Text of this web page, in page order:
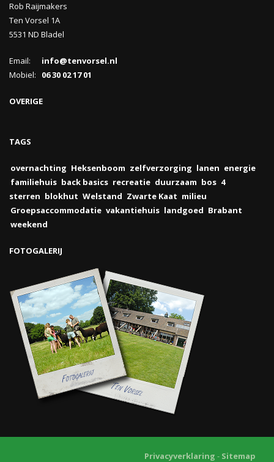
Rob Raijmakers
Ten Vorsel 1A
5531 ND Bladel
Email:
info@tenvorsel.nl
Mobiel: 06 30 02 17 01
OVERIGE
TAGS
overnachting Heksenboom zelfverzorging lanen energie
familiehuis back basics recreatie duurzaam bos 4
sterren blokhut Welstand Zwarte Kaat milieu
Groepsaccommodatie vakantiehuis landgoed Brabant
weekend
FOTOGALERIJ
Privacyverklaring - Sitemap